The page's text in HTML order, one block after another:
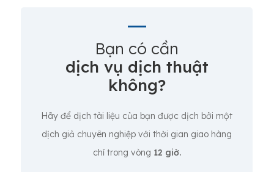
Bạn có cần
dịch vụ dịch thuật
không?
Hãy để dịch tài liệu của bạn được dịch bởi một
dịch giả chuyên nghiệp với thời gian giao hàng
chỉ trong vòng 12 giờ.